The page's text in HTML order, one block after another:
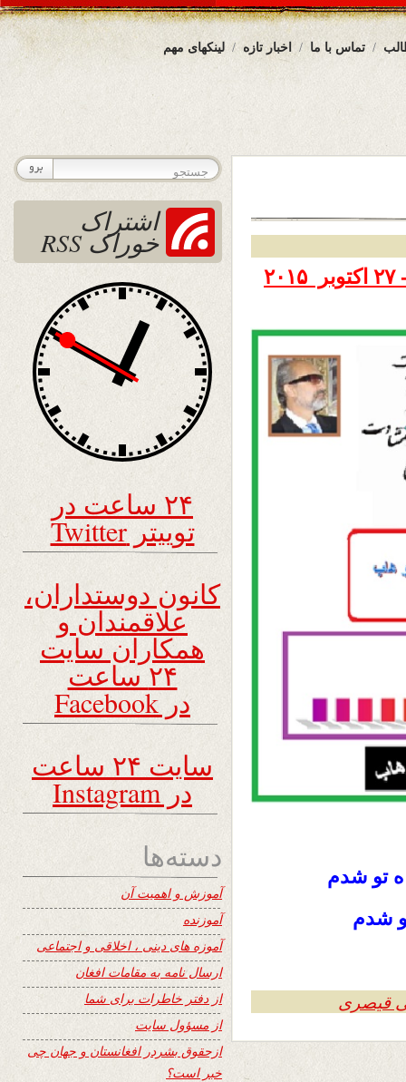
لینکهای مهم اخبار تازه تماس با ما
۲۰۱۵
ﺗﻮ ﺷﺪﻡ
ﺷﺪﻡ
قیصری
اشتراک
خوراک RSS
۲۴ ساعت در
توییتر Twitter
کانون دوستداران،
علاقمندان و
همکاران سایت
۲۴ ساعت
در Facebook
سایت ۲۴ ساعت
در Instagram
دسته‌ها
آموزش و اهمیت آن
آموزنده
آموزه های دینی ، اخلاقی و اجتماعی
ارسال نامه به مقامات افغان
از دفتر خاطرات برای شما
از مسؤول سایت
ازحقوق بشردر افغانستان و جهان چی
خبر است؟